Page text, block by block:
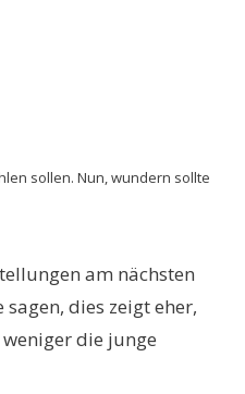
sollen. Nun, wundern sollte
am nächsten
dies zeigt eher,
die junge